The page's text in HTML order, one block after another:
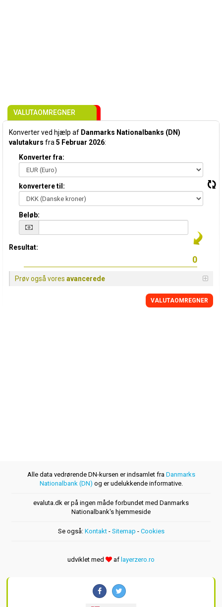
VALUTAOMREGNER
Konverter ved hjælp af Danmarks Nationalbanks (DN)
valutakurs fra 5 Februar 2026:
Konverter fra:
konvertere til:
Beløb:
Resultat:
Prøv også vores avancerede
VALUTAOMREGNER
Alle data vedrørende DN-kursen er indsamlet fra Danmarks
Nationalbank (DN) og er udelukkende informative.
evaluta.dk er på ingen måde forbundet med Danmarks
Nationalbank's hjemmeside
Se også: Kontakt- Sitemap - Cookies
udviklet med af layerzero.ro